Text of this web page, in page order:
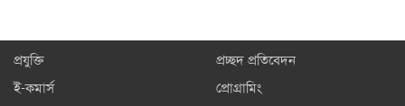
প্রযুক্তি
প্রচ্ছদ প্রতিবেদন
ই-কমার্স
প্রোগ্রামিং